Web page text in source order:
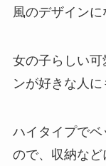
風のデザインに
女の子らしい
ンが好きな人に
ハイタイプで
ので、収納な